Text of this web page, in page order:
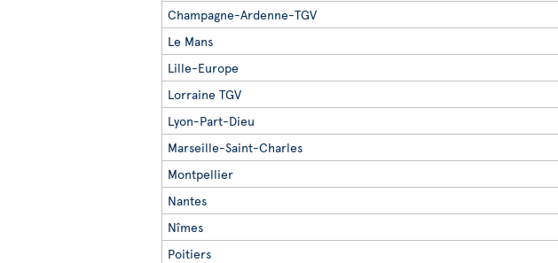
Champagne-Ardenne-TGV
Le Mans
Lille-Europe
Lorraine TGV
Lyon-Part-Dieu
Marseille-Saint-Charles
Montpellier
Nantes
Nîmes
Poitiers